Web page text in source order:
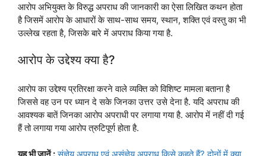
आरोप अभियुक्त के विरुद्ध अपराध की जानकारी का ऐसा लिखित कथन होता
है जिसमें आरोप के आधारों के साथ-साथ समय, स्थान, शक्ति एवं वस्तु का भी
उल्लेख रहता है, जिसके बारे में अपराध किया गया है.
आरोप के उद्देश्य क्या है?
आरोप का उद्देश्य प्रतिरक्षा करने वाले व्यक्ति को विशिष्ट मामला बताना है
जिससे वह उन पर ध्यान दे सके जिनका उत्तर उसे देना है. यदि अपराध की
आवश्यक बातें जिनका आरोप अपराधी पर लगाया गया है. आरोप में नहीं दी गई
हैं तो लगाया गया आरोप त्रुटिपूर्ण होता है.